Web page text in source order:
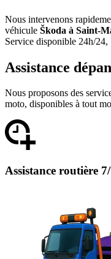
Nous intervenons
véhicule Škoda à Saint-
Service disponible 24h/24,
Assistance
Nous proposons des
moto, disponibles à tout
Assistance routière